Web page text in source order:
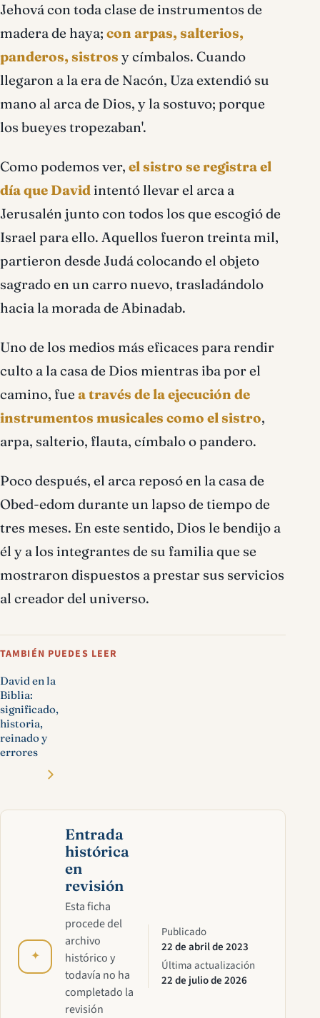
Jehová con toda clase de instrumentos de
madera de haya; con arpas, salterios,
panderos, sistros y címbalos. Cuando
llegaron a la era de Nacón, Uza extendió su
mano al arca de Dios, y la sostuvo; porque
los bueyes tropezaban'.
Como podemos ver, el sistro se registra el
día que David intentó llevar el arca a
Jerusalén junto con todos los que escogió de
Israel para ello. Aquellos fueron treinta mil,
partieron desde Judá colocando el objeto
sagrado en un carro nuevo, trasladándolo
hacia la morada de Abinadab.
Uno de los medios más eficaces para rendir
culto a la casa de Dios mientras iba por el
camino, fue a través de la ejecución de
instrumentos musicales como el sistro,
arpa, salterio, flauta, címbalo o pandero.
Poco después, el arca reposó en la casa de
Obed-edom durante un lapso de tiempo de
tres meses. En este sentido, Dios le bendijo a
él y a los integrantes de su familia que se
mostraron dispuestos a prestar sus servicios
al creador del universo.
TAMBIÉN PUEDES LEER
David en la
Biblia:
significado,
historia,
reinado y
errores
✦
Entrada
histórica
en
revisión
Esta ficha
procede del
archivo
histórico y
todavía no ha
completado la
revisión
Publicado
22 de abril de 2023
Última actualización
22 de julio de 2026